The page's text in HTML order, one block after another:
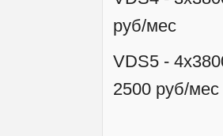
руб/мес
VDS5 -
2500 руб/мес